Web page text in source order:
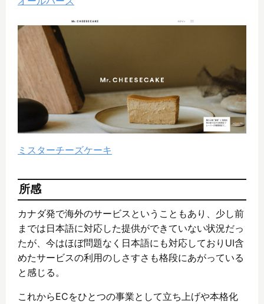
ミスターチーズケーキ
所感
カナダ発で海外のサービスということもあり、少し前
までは日本語に対応した提供ができていない状況だっ
たが、今はほぼ問題なく日本語にも対応しておりUI含
めたサービスの利用のしさすさも格段にあがっている
と感じる。
これからECをひとつの事業として立ち上げや本格化